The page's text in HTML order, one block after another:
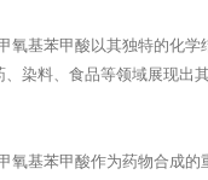
。例如，它可以通过酰化反应
。这些药物在治疗心血管疾病
2,3,4-三甲氧基苯甲醛还在
间体，通过一系列的化学反应生
氧基苯甲酸以其独特的化
染料、食品等领域展现出
氧基苯甲酸作为药物合成